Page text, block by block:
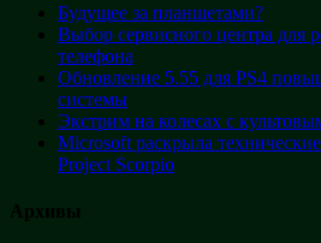
Будущее за планшетами?
Выбор сервисного центра для
телефона
Обновление 5.55 для PS4
системы
Экстрим на колесах с
Microsoft раскрыла
Project Scorpio
Архивы